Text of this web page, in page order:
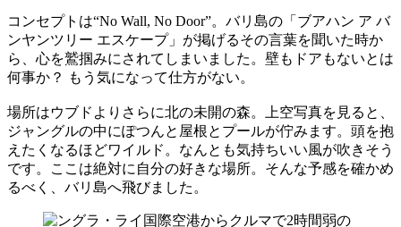
コンセプトは“No Wall, No Door”。バリ島の「ブアハン ア バ
ンヤンツリー エスケープ」が掲げるその言葉を聞いた時か
ら、心を鷲掴みにされてしまいました。壁もドアもないとは
何事か？ もう気になって仕方がない。
場所はウブドよりさらに北の未開の森。上空写真を見ると、
ジャングルの中にぽつんと屋根とプールが佇みます。頭を抱
えたくなるほどワイルド。なんとも気持ちいい風が吹きそう
です。ここは絶対に自分の好きな場所。そんな予感を確かめ
るべく、バリ島へ飛びました。